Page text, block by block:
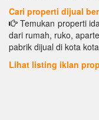
Cari properti dijual
Temukan properti
dari rumah, ruko,
pabrik dijual di kota
Lihat listing iklan